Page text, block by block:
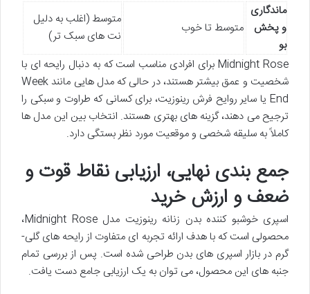
ماندگاری
و پخش
بو
متوسط تا خوب
متوسط (اغلب به دلیل
نت های سبک تر)
Midnight Rose برای افرادی مناسب است که به دنبال رایحه ای با
شخصیت و عمق بیشتر هستند، در حالی که مدل هایی مانند Week
End یا سایر روایح فرش رینوزیت، برای کسانی که طراوت و سبکی را
ترجیح می دهند، گزینه های بهتری هستند. انتخاب بین این مدل ها
کاملاً به سلیقه شخصی و موقعیت مورد نظر بستگی دارد.
جمع بندی نهایی، ارزیابی نقاط قوت و
ضعف و ارزش خرید
اسپری خوشبو کننده بدن زنانه رینوزیت مدل Midnight Rose،
محصولی است که با هدف ارائه تجربه ای متفاوت از رایحه های گلی-
گرم در بازار اسپری های بدن طراحی شده است. پس از بررسی تمام
جنبه های این محصول، می توان به یک ارزیابی جامع دست یافت.